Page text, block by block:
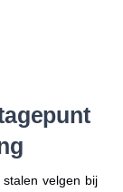
velgen bij